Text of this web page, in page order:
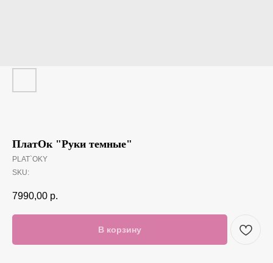
ПлатОк "Руки темные"
PLAT`OKY
SKU:
7990,00 р.
В корзину